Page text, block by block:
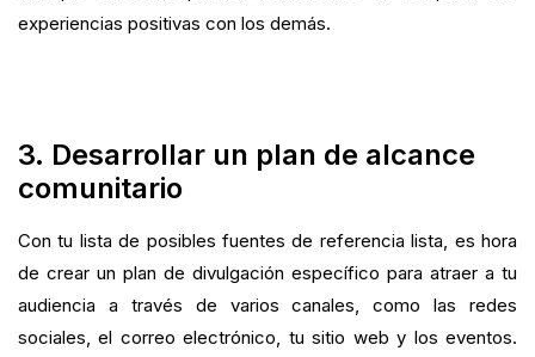
experiencias positivas con los demás.
3. Desarrollar un plan de alcance
comunitario
Con tu lista de posibles fuentes de referencia lista, es hora
de crear un plan de divulgación específico para atraer a tu
audiencia a través de varios canales, como las redes
sociales, el correo electrónico, tu sitio web y los eventos.